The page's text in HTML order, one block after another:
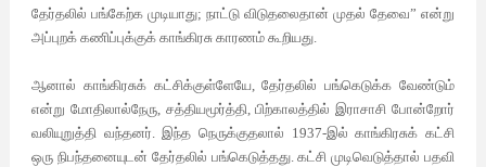
தேர்தலில் பங்கேற்க முடியாது; நாட்டு விடுதலைதான் முதல் தேவை”என்று
அப்புறக் கணிப்புக்குக் காங்கிரசு காரணம் கூறியது.
ஆனால் காங்கிரசுக் கட்சிக்குள்ளேயே,தேர்தலில் பங்கெடுக்க வேண்டும்
என்று மோதிலால்நேரு, சத்தியமூர்த்தி,பிற்காலத்தில் இராசாசி போன்றோர்
வலியுறுத்தி வந்தனர்.இந்த நெருக்குதலால் 1937-இல் காங்கிரசுக் கட்சி
ஒரு நிபந்தனையுடன் தேர்தலில் பங்கெடுத்தது.கட்சி முடிவெடுத்தால் பதவி